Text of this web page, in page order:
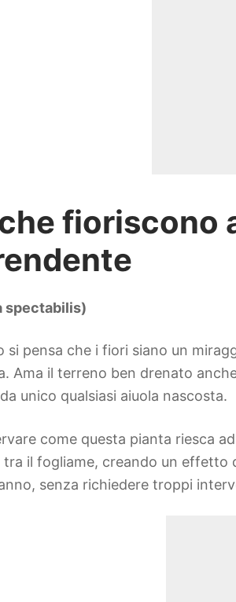
fioriscono
spectabilis)
si pensa che i fiori siano un
Ama il terreno ben drenato
unico qualsiasi aiuola nascosta.
come questa pianta riesca
il fogliame, creando un effetto
senza richiedere troppi